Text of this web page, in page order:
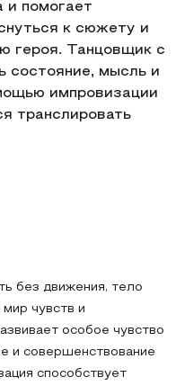
и помогает
к сюжету и
героя. Танцовщик с
состояние, мысль и
импровизации
транслировать
без движения, тело
чувств и
особое чувство
и совершенствование
способствует